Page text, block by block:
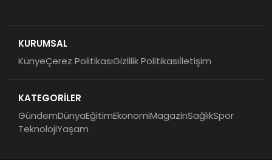
KURUMSAL
KünyeÇerez PolitikasıGizlilik Politikasıİletişim
KATEGORİLER
GündemDünyaEğitimEkonomiMagazinSağlıkSpor
TeknolojiYaşam